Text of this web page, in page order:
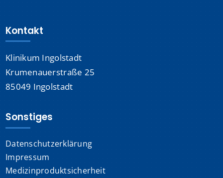
Kontakt
Klinikum Ingolstadt
Krumenauerstraße 25
85049 Ingolstadt
Sonstiges
Datenschutzerklärung
Impressum
Medizinproduktsicherheit